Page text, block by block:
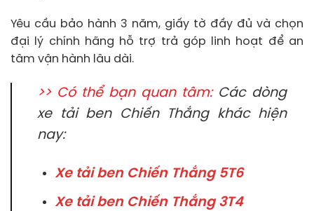
Yêu cầu bảo hành 3 năm, giấy tờ đầy đủ và chọn
đại lý chính hãng hỗ trợ trả góp linh hoạt để an
tâm vận hành lâu dài.
>> Có thể bạn quan tâm:Các dòng
xe tải ben Chiến Thắng khác hiện
nay:
Xe tải ben Chiến Thắng 5T6
Xe tải ben Chiến Thắng 3T4